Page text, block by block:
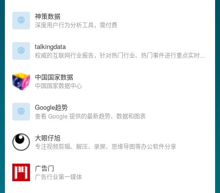
神策数据
深度用户行为分析工具，需付费
talkingdata
中国国家数据
中国国家数据中心
Google趋势
查看 Google 提供的最新趋势、数据和图表
大眼仔旭
专注视频剪辑、解压、录屏、思维导图等办公软件分享
广告门
广告行业第一媒体